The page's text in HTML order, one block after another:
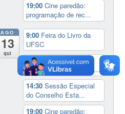
19:00Cine paredão:
programação de rec...
AGO
13
qui
9:00 Feira do Livro da
UFSC
14:00
Seminário
Internacional ‘Ninguém...
14:30Sessão Especial
do Conselho Esta...
19:00Cine paredão: